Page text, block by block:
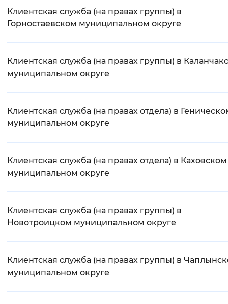
Клиентская служба (на правах группы) в
Горностаевском муниципальном округе
Клиентская служба (на правах группы) в
муниципальном округе
Клиентская служба (на правах отдела) в
муниципальном округе
Клиентская служба (на правах отдела) в Каховском
муниципальном округе
Клиентская служба (на правах группы) в
Новотроицком муниципальном округе
Клиентская служба (на правах группы) в
муниципальном округе